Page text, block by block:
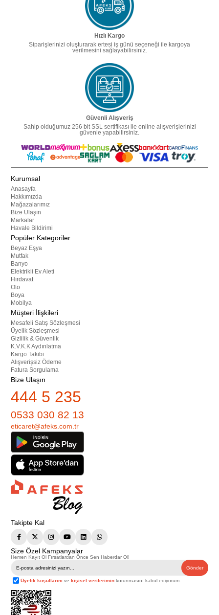
Hızlı Kargo
Siparişlerinizi oluşturarak ertesi iş günü seçeneği ile kargoya
verilmesini sağlayabilirsiniz.
Güvenli Alışveriş
Sahip olduğumuz 256 bit SSL sertifikası ile online alışverişlerinizi
güvenle yapabilirsiniz.
Kurumsal
Anasayfa
Hakkımızda
Mağazalarımız
Bize Ulaşın
Markalar
Havale Bildirimi
Popüler Kategoriler
Beyaz Eşya
Mutfak
Banyo
Elektrikli Ev Aleti
Hırdavat
Oto
Boya
Mobilya
Müşteri İlişkileri
Mesafeli Satış Sözleşmesi
Üyelik Sözleşmesi
Gizlilik & Güvenlik
K.V.K.K Aydınlatma
Kargo Takibi
Alışverişsiz Ödeme
Fatura Sorgulama
Bize Ulaşın
444 5 235
0533 030 82 13
eticaret@afeks.com.tr
Takipte Kal
Size Özel Kampanyalar
Hemen Kayıt Ol Fırsatlardan Önce Sen Haberdar Ol!
Gönder
Üyelik koşullarını vekişisel verilerimin korunmasını kabul ediyorum.